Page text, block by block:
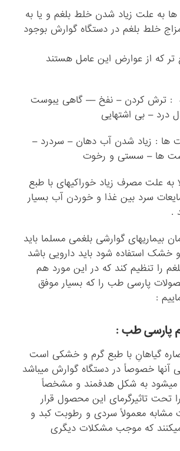
ها به علت زیاد شدن خلط بلغم و یا به
خلط بلغم در دستگاه گوارش بوجود
تر که از عوارض این عامل هستند
ترش کردن – نفخ –– گاهی یبوست
درد – بی اشتهایی
ها : زیاد شدن آب دهان – سردرد –
ها – سستی و رخوت
به علت مصرف زیاد خوراکیهای با طبع
سرد بین غذا و خوردن آب بسیار
.
بیماریهای گوارشی بلغمی مسلما باید
خشک استفاده شود باید دارویی باشد
را تنظیم کند که در این مورد هم
پارسی طب را که بسیار موفق
:
پارسی طب :
گیاهانِ با طبع گرم و خشکی است
آنها خصوصاً در دستگاه گوارش میباشد
میشود به شکل هدفمند و مشخصاً
تحت تاثیرگرمای این محصول قرار
معمولاً سردی و رطوبت کبد و
که موجب مشکلات دیگری